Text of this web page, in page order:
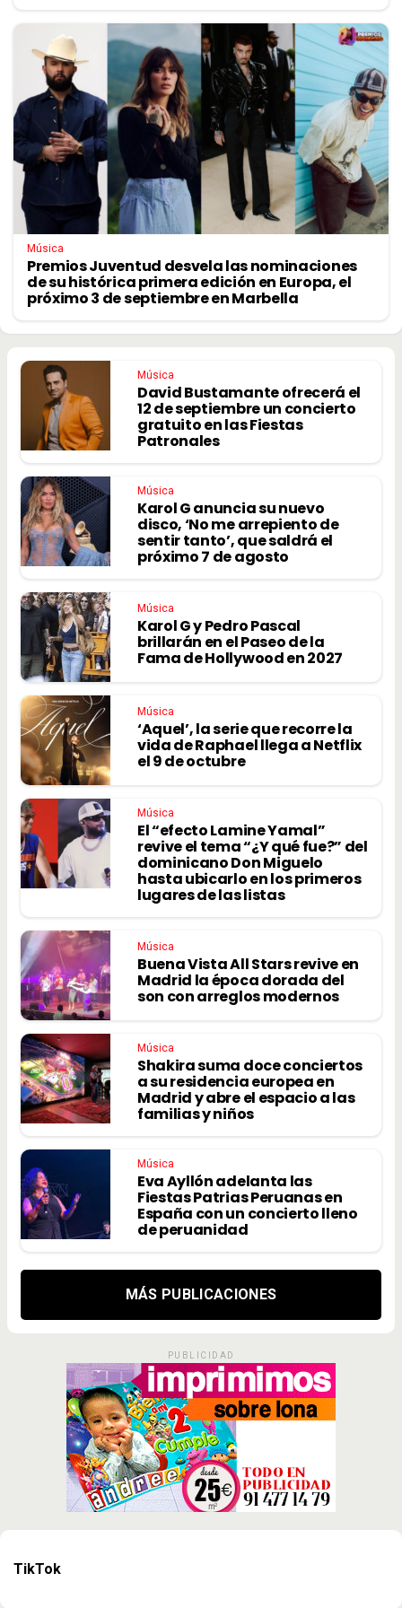
Música
Premios Juventud desvela las nominaciones
de su histórica primera edición en Europa, el
próximo 3 de septiembre en Marbella
Música
David Bustamante ofrecerá el
12 de septiembre un concierto
gratuito en las Fiestas
Patronales
Música
Karol G anuncia su nuevo
disco, ‘No me arrepiento de
sentir tanto’, que saldrá el
próximo 7 de agosto
Música
Karol G y Pedro Pascal
brillarán en el Paseo de la
Fama de Hollywood en 2027
Música
‘Aquel’, la serie que recorre la
vida de Raphael llega a Netflix
el 9 de octubre
Música
El “efecto Lamine Yamal”
revive el tema “¿Y qué fue?” del
dominicano Don Miguelo
hasta ubicarlo en los primeros
lugares de las listas
Música
Buena Vista All Stars revive en
Madrid la época dorada del
son con arreglos modernos
Música
Shakira suma doce conciertos
a su residencia europea en
Madrid y abre el espacio a las
familias y niños
Música
Eva Ayllón adelanta las
Fiestas Patrias Peruanas en
España con un concierto lleno
de peruanidad
MÁS PUBLICACIONES
PUBLICIDAD
TikTok